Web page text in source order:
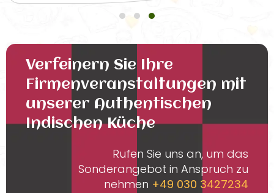
Verfeinern Sie Ihre
Firmenveranstaltungen mit
unserer Authentischen
Indischen Küche
Rufen Sie uns an, um das
Sonderangebot in Anspruch zu
nehmen +49 030 3427234